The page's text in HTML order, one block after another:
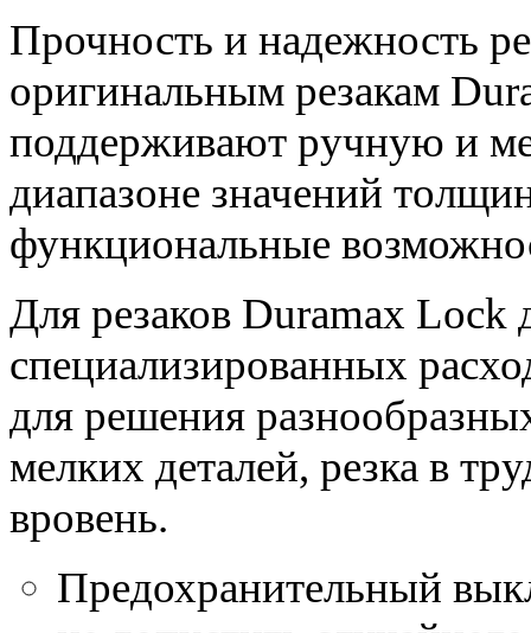
Прочность и надежность
оригинальным резакам
поддерживают ручную и
диапазоне значений
функциональные
Для резаков Duramax
специализированных
для решения
мелких деталей, резка в
вровень.
Предохранительный